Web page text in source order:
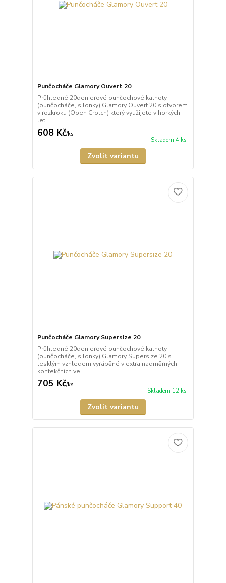
Punčocháče Glamory Ouvert 20
Průhledné 20denierové punčochové kalhoty
(punčocháče, silonky) Glamory Ouvert 20 s otvorem
v rozkroku (Open Crotch) který využijete v horkých
let...
608 Kč/ks
Skladem 4 ks
Zvolit variantu
Punčocháče Glamory Supersize 20
Průhledné 20denierové punčochové kalhoty
(punčocháče, silonky) Glamory Supersize 20 s
lesklým vzhledem vyráběné v extra nadměrných
konfekčních ve...
705 Kč/ks
Skladem 12 ks
Zvolit variantu